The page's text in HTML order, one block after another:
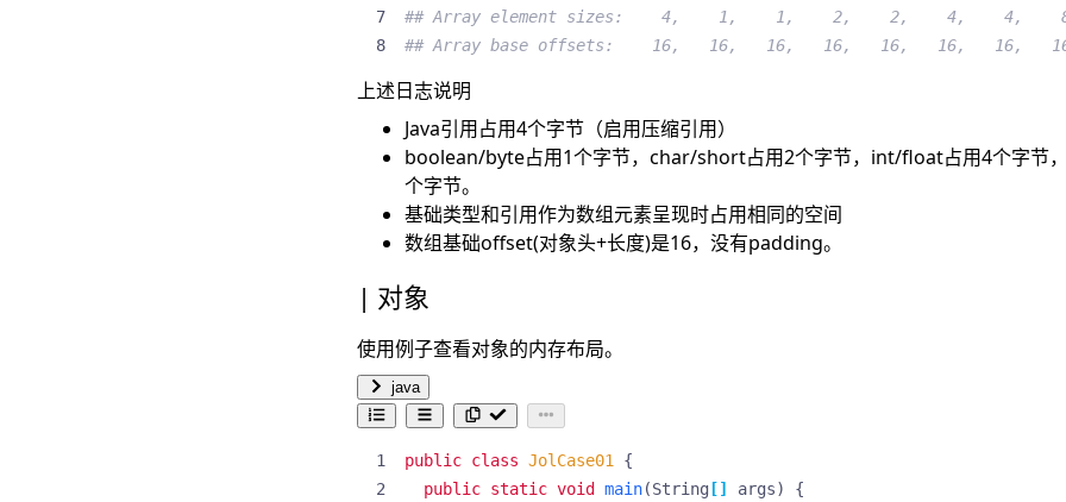
## Array element sizes:    4,    1,    1,    2,    2,    4,    4,
## Array base offsets:    16,   16,   16,   16,   16,   16,   16,
上述日志说明
Java引用占用4个字节（启用压缩引用）
boolean/byte占用1个字节，char/short占用2个字节，int/float占用4个字节
个字节。
基础类型和引用作为数组元素呈现时占用相同的空间
数组基础offset(对象头+长度)是16，没有padding。
对象
使用例子查看对象的内存布局。
java
public class JolCase01
{
public static void main(String [] args)
{